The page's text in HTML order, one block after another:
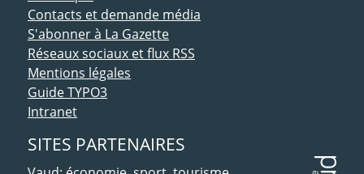
Contacts et demande média
S'abonner à La Gazette
Réseaux sociaux et flux RSS
Mentions légales
Guide TYPO3
Intranet
SITES PARTENAIRES